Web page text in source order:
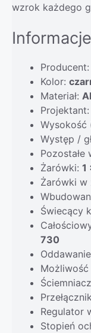
wzrok każdego
Producent:
Kolor:
Materiał:
Projektant:
Wysokość
Występ /
Pozostałe
Żarówki: 1
Żarówki w
Świecący
730
Możliwość
Regulator
Stopień